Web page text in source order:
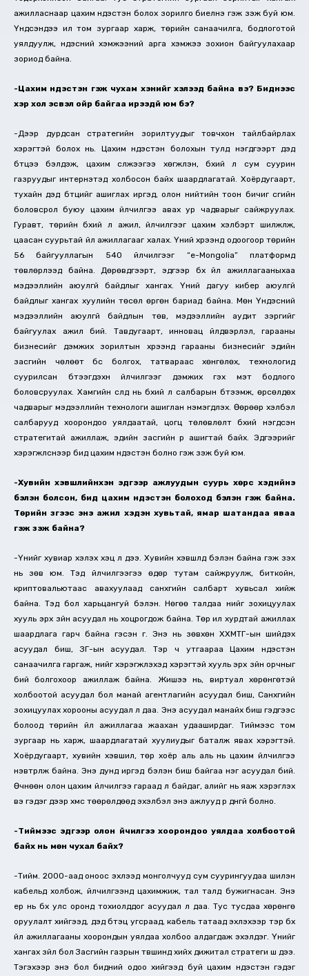
ажилласнаар цахим үндэстэн болох зорилго биелнэ гэж үзэж буй юм.
Үндсэндээ илүү том зургаар харж, төрийн санаачилга, бодлоготой
уялдуулж, үндэсний хэмжээний арга хэмжээ зохион байгуулахаар
зориод байна.
-Цахим үндэстэн гэж чухам хэнийг хэлээд байна вэ? Биднээс
хэр хол эсвэл ойр байгаа ирээдүй юм бэ?
-Дээр дурдсан стратегийн зорилтуудыг товчхон тайлбайрлах
хэрэгтэй болох нь. Цахим үндэстэн болохын тулд нэгдүгээрт дэд
бүтцээ бэлдэж, цахим сүлжээгээ хөгжүүлэн, бүхий л сум суурин
газруудыг интернэтэд холбосон байх шаардлагатай. Хоёрдугаарт,
тухайн дэд бүтцийг ашиглах иргэд, олон нийтийн тоон бичиг үсгийн
боловсрол буюу цахим үйлчилгээ авах ур чадварыг сайжруулах.
Гуравт, төрийн бүхий л ажил, үйлчилгээг цахим хэлбэрт шилжүүлж,
цаасан суурьтай үйл ажиллагааг халах. Үүний хүрээнд одоогоор төрийн
56 байгууллагын 540 үйлчилгээг “e-Mongolia” платформд
төвлөрүүлээд байна. Дөрөвдүгээрт, эдгээр бүх үйл ажиллагааныхаа
мэдээллийн аюулгүй байдлыг хангах. Үүний дагуу кибер аюулгүй
байдлыг хангах хуулийн төсөл өргөн бариад байна. Мөн Үндэсний
мэдээллийн аюулгүй байдлын төв, мэдээллийн аудит зэргийг
байгуулах ажил бий. Тавдугаарт, инновац үйлдвэрлэл, гарааны
бизнесийг дэмжих зорилтын хүрээнд гарааны бизнесийг эдийн
засгийн чөлөөт бүс болгох, татвараас хөнгөлөх, технологид
суурилсан бүтээгдэхүүн үйлчилгээг дэмжих гэх мэт бодлого
боловсруулах. Хамгийн сүүлд нь бүхий л салбарын бүтээмж, өрсөлдөх
чадварыг мэдээллийн технологи ашиглан нэмэгдүүлэх. Өөрөөр хэлбэл
салбарууд хоорондоо уялдаатай, цогц төлөвлөлт бүхий нэгдсэн
стратегитай ажиллаж, эдийн засгийн үр ашигтай байх. Эдгээрийг
хэрэгжүүлснээр бид цахим үндэстэн болно гэж үзэж буй юм.
-Хувийн хэвшлийнхэн эдгээр ажлуудын суурь хөрс хэдийнэ
бэлэн болсон, бид цахим үндэстэн болоход бэлэн гэж байна.
Төрийн зүгээс энэ ажил хэдэн хувьтай, ямар шатандаа яваа
гэж үзэж байна?
-Үүнийг хувиар хэлэх хэцүү л дээ. Хувийн хэвшлүүд бэлэн байна гэж үзэх
нь зөв юм. Тэд үйлчилгээгээ өдөр тутам сайжруулж, биткойн,
криптовальютаас авахуулаад санхүүгийн салбарт хувьсал хийж
байна. Тэд бол харьцангуй бэлэн. Нөгөө талдаа үүнийг зохицуулах
хууль эрх зүйн асуудал нь хоцрогдож байна. Төр илүү хурдтай ажиллах
шаардлага гарч байна гэсэн үг. Энэ нь зөвхөн ХХМТГ-ын шийдэх
асуудал биш, ЗГ-ын асуудал. Тэр ч утгаараа Цахим үндэстэн
санаачилга гаргаж, үүнийг хэрэгжүүлэхэд хэрэгтэй хууль эрх зүйн орчныг
бий болгохоор ажиллаж байна. Жишээ нь, виртуал хөрөнгөтэй
холбоотой асуудал бол манай агентлагийн асуудал биш, Санхүүгийн
зохицуулах хорооны асуудал л даа. Энэ асуудал манайх биш гэдгээс
болоод төрийн үйл ажиллагаа жаахан удааширдаг. Тиймээс том
зургаар нь харж, шаардлагатай хуулиудыг баталж явах хэрэгтэй.
Хоёрдугаарт, хувийн хэвшил, төр хоёр аль аль нь цахим үйлчилгээ
нэвтрүүлж байна. Энэ дунд иргэд бэлэн биш байгаа нэг асуудал бий.
Өчнөөн олон цахим үйлчилгээ гараад л байдаг, алийг нь яаж хэрэглэх
вэ гэдэг дээр хүмүүс төөрөлдөөд эхэлбэл энэ ажлууд үр дүнгүй болно.
-Тиймээс эдгээр олон үйчилгээ хоорондоо уялдаа холбоотой
байх нь мөн чухал байх?
-Тийм. 2000-аад оноос эхлээд монголчууд сум суурингуудаа шилэн
кабельд холбож, үйлчилгээнүүд цахимжиж, тал талд бужигнасан. Энэ
ер нь бүх улс оронд тохиолддог асуудал л даа. Тус тусдаа хөрөнгө
оруулалт хийгээд, дэд бүтэц угсраад, кабель татаад эхлэхээр тэр бүх
үйл ажиллагааны хоорондын уялдаа холбоо алдагдаж эхэлдэг. Үүнийг
хангах зүйл бол Засгийн газрын түвшинд хийх дижитал стратеги шүү дээ.
Тэгэхээр энэ бол бидний одоо хийгээд буй цахим үндэстэн гэдэг